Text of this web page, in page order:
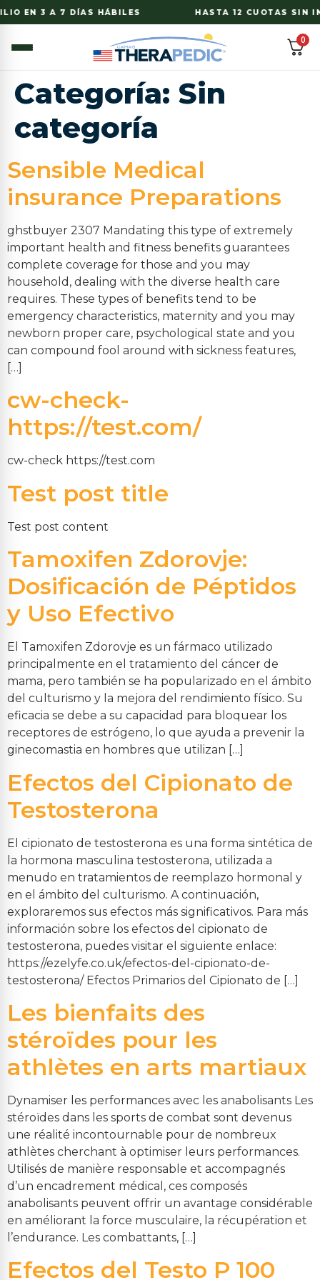
EN 3 A 7 DÍAS HÁBILES HASTA 12 CUOTAS SIN
0
Categoría: Sin
categoría
Sensible Medical
insurance Preparations
ghstbuyer 2307 Mandating this type of extremely
important health and fitness benefits guarantees
complete coverage for those and you may
household, dealing with the diverse health care
requires. These types of benefits tend to be
emergency characteristics, maternity and you may
newborn proper care, psychological state and you
can compound fool around with sickness features,
[…]
cw-check-
https://test.com/
cw-check https://test.com
Test post title
Test post content
Tamoxifen Zdorovje:
Dosificación de Péptidos
y Uso Efectivo
El Tamoxifen Zdorovje es un fármaco utilizado
principalmente en el tratamiento del cáncer de
mama, pero también se ha popularizado en el ámbito
del culturismo y la mejora del rendimiento físico. Su
eficacia se debe a su capacidad para bloquear los
receptores de estrógeno, lo que ayuda a prevenir la
ginecomastia en hombres que utilizan […]
Efectos del Cipionato de
Testosterona
El cipionato de testosterona es una forma sintética de
la hormona masculina testosterona, utilizada a
menudo en tratamientos de reemplazo hormonal y
en el ámbito del culturismo. A continuación,
exploraremos sus efectos más significativos. Para más
información sobre los efectos del cipionato de
testosterona, puedes visitar el siguiente enlace:
https://ezelyfe.co.uk/efectos-del-cipionato-de-
testosterona/ Efectos Primarios del Cipionato de […]
Les bienfaits des
stéroïdes pour les
athlètes en arts martiaux
Dynamiser les performances avec les anabolisants Les
stéroïdes dans les sports de combat sont devenus
une réalité incontournable pour de nombreux
athlètes cherchant à optimiser leurs performances.
Utilisés de manière responsable et accompagnés
d’un encadrement médical, ces composés
anabolisants peuvent offrir un avantage considérable
en améliorant la force musculaire, la récupération et
l’endurance. Les combattants, […]
Efectos del Testo P 100